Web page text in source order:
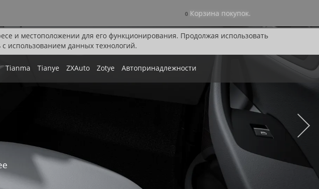
и местоположении для его функционирования. Продолжая использовать
использованием данных технологий.
0 Корзина покупок.
Tianma Tianye ZXAuto Zotye Автопринадлежности